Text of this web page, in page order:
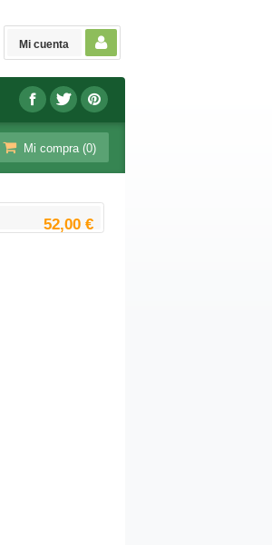
Mi cuenta
Mi compra (0)
52,00 €